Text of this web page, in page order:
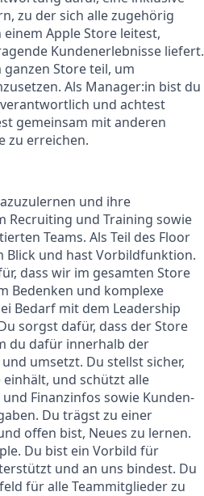
zu der sich alle zugehörig
Apple Store leitest,
Kundenerlebnisse liefert.
Store teil, um
Als Manager:in bist du
und achtest
gemeinsam mit anderen
zu erreichen.
und ihre
Recruiting und Training sowie
Teams. Als Teil des Floor
Blick und hast Vorbildfunktion.
dass wir im gesamten Store
Bedenken und komplexe
Bedarf mit dem Leadership
sorgst dafür, dass der Store
du dafür innerhalb der
umsetzt. Du stellst sicher,
und schützt alle
Finanzinfos sowie Kunden-
Du trägst zu einer
offen bist, Neues zu lernen.
Du bist ein Vorbild für
und an uns bindest. Du
für alle Teammitglieder zu